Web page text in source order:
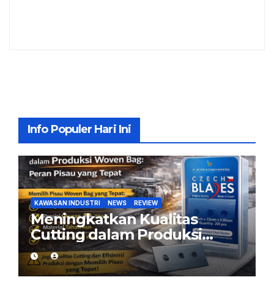
Info Populer Hari Ini
KAWASAN INDUSTRI NEWS REVIEW
Meningkatkan Kualitas
Cutting dalam Produksi
Woven Bag: Peran Pisau
yang Tepat